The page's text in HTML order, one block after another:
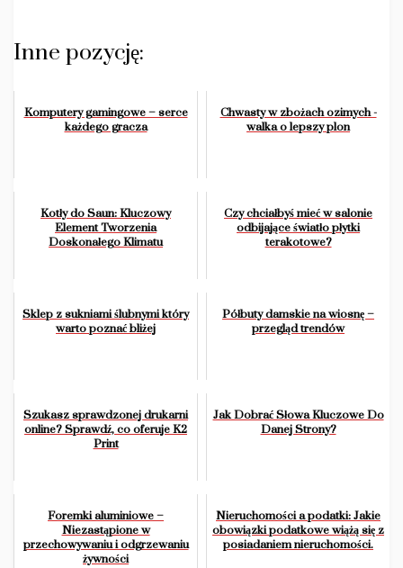
Inne pozycję:
Komputery gamingowe – serce
każdego gracza
Chwasty w zbożach ozimych -
walka o lepszy plon
Kotły do Saun: Kluczowy
Element Tworzenia
Doskonałego Klimatu
Czy chciałbyś mieć w salonie
odbijające światło płytki
terakotowe?
Sklep z sukniami ślubnymi który
warto poznać bliżej
Półbuty damskie na wiosnę –
przegląd trendów
Szukasz sprawdzonej drukarni
online? Sprawdź, co oferuje K2
Print
Jak Dobrać Słowa Kluczowe Do
Danej Strony?
Foremki aluminiowe –
Niezastąpione w
przechowywaniu i odgrzewaniu
żywności
Nieruchomości a podatki: Jakie
obowiązki podatkowe wiążą się z
posiadaniem nieruchomości.